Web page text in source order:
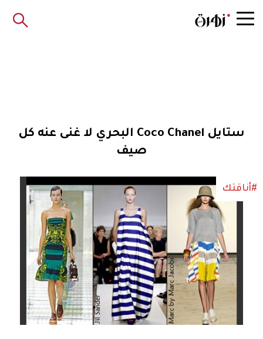
ستايل Coco Chanel البحري لا غنى عنه كل
صيف
#أناقتك